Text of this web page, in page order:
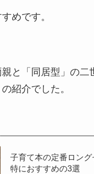
めです。
と「同居型」の二
紹介でした。
子育て本の定番ロング
特におすすめの3選